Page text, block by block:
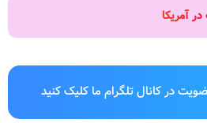
آمریکا
در کانال تلگرام ما کلیک کنید